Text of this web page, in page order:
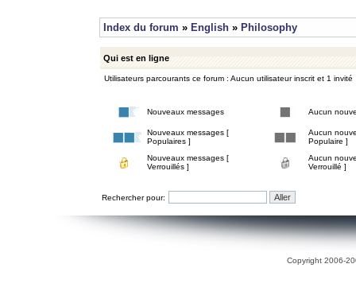
Index du forum » English » Philosophy
Qui est en ligne
Utilisateurs parcourants ce forum : Aucun utilisateur inscrit et 1 invité
Nouveaux messages Aucun
Nouveaux messages [
Populaires ]
Aucun
Populaire ]
Nouveaux messages [
Verrouillés ]
Aucun
Verrouillé ]
Rechercher pour:
Copyright 2006-